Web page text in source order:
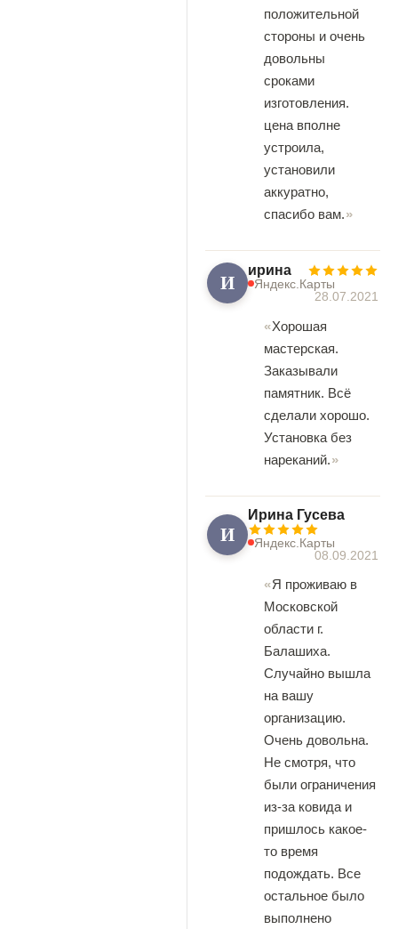
положительной
стороны и очень
довольны
сроками
изготовления.
цена вполне
устроила,
установили
аккуратно,
спасибо вам.
И ирина
Яндекс.Карты
28.07.2021
Хорошая
мастерская.
Заказывали
памятник. Всё
сделали хорошо.
Установка без
нареканий.
И
Ирина Гусева
Яндекс.Карты
08.09.2021
Я проживаю в
Московской
области г.
Балашиха.
Случайно вышла
на вашу
организацию.
Очень довольна.
Не смотря, что
были ограничения
из-за ковида и
пришлось какое-
то время
подождать. Все
остальное было
выполнено